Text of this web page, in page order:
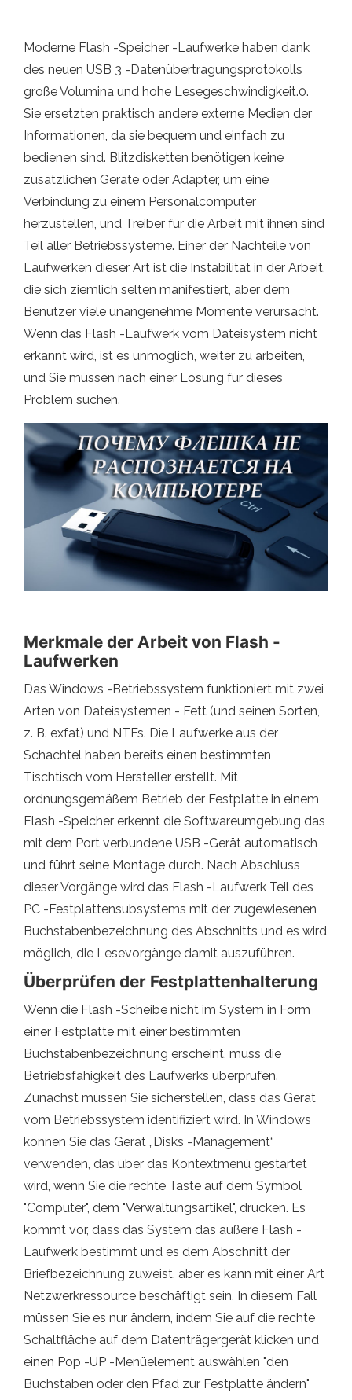
Moderne Flash -Speicher -Laufwerke haben dank
des neuen USB 3 -Datenübertragungsprotokolls
große Volumina und hohe Lesegeschwindigkeit.0.
Sie ersetzten praktisch andere externe Medien der
Informationen, da sie bequem und einfach zu
bedienen sind. Blitzdisketten benötigen keine
zusätzlichen Geräte oder Adapter, um eine
Verbindung zu einem Personalcomputer
herzustellen, und Treiber für die Arbeit mit ihnen sind
Teil aller Betriebssysteme. Einer der Nachteile von
Laufwerken dieser Art ist die Instabilität in der Arbeit,
die sich ziemlich selten manifestiert, aber dem
Benutzer viele unangenehme Momente verursacht.
Wenn das Flash -Laufwerk vom Dateisystem nicht
erkannt wird, ist es unmöglich, weiter zu arbeiten,
und Sie müssen nach einer Lösung für dieses
Problem suchen.
Merkmale der Arbeit von Flash -
Laufwerken
Das Windows -Betriebssystem funktioniert mit zwei
Arten von Dateisystemen - Fett (und seinen Sorten,
z. B. exfat) und NTFs. Die Laufwerke aus der
Schachtel haben bereits einen bestimmten
Tischtisch vom Hersteller erstellt. Mit
ordnungsgemäßem Betrieb der Festplatte in einem
Flash -Speicher erkennt die Softwareumgebung das
mit dem Port verbundene USB -Gerät automatisch
und führt seine Montage durch. Nach Abschluss
dieser Vorgänge wird das Flash -Laufwerk Teil des
PC -Festplattensubsystems mit der zugewiesenen
Buchstabenbezeichnung des Abschnitts und es wird
möglich, die Lesevorgänge damit auszuführen.
Überprüfen der Festplattenhalterung
Wenn die Flash -Scheibe nicht im System in Form
einer Festplatte mit einer bestimmten
Buchstabenbezeichnung erscheint, muss die
Betriebsfähigkeit des Laufwerks überprüfen.
Zunächst müssen Sie sicherstellen, dass das Gerät
vom Betriebssystem identifiziert wird. In Windows
können Sie das Gerät „Disks -Management“
verwenden, das über das Kontextmenü gestartet
wird, wenn Sie die rechte Taste auf dem Symbol
"Computer", dem "Verwaltungsartikel", drücken. Es
kommt vor, dass das System das äußere Flash -
Laufwerk bestimmt und es dem Abschnitt der
Briefbezeichnung zuweist, aber es kann mit einer Art
Netzwerkressource beschäftigt sein. In diesem Fall
müssen Sie es nur ändern, indem Sie auf die rechte
Schaltfläche auf dem Datenträgergerät klicken und
einen Pop -UP -Menüelement auswählen "den
Buchstaben oder den Pfad zur Festplatte ändern"